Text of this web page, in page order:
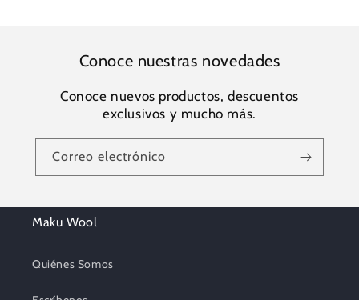
Conoce nuestras novedades
Conoce nuevos productos, descuentos
exclusivos y mucho más.
Correo electrónico
Maku Wool
Quiénes Somos